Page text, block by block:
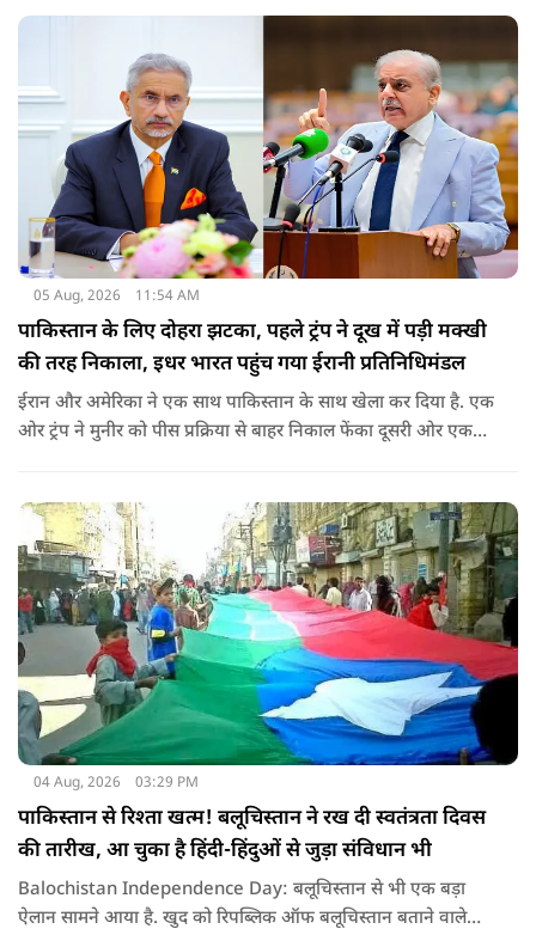
05 Aug, 2026 11:54 AM
पाकिस्तान के लिए दोहरा झटका, पहले ट्रंप ने दूख में पड़ी मक्खी
की तरह निकाला, इधर भारत पहुंच गया ईरानी प्रतिनिधिमंडल
ईरान और अमेरिका ने एक साथ पाकिस्तान के साथ खेला कर दिया है. एक
ओर ट्रंप ने मुनीर को पीस प्रक्रिया से बाहर निकाल फेंका दूसरी ओर एक
04 Aug, 2026 03:29 PM
पाकिस्तान से रिश्ता खत्म! बलूचिस्तान ने रख दी स्वतंत्रता दिवस
की तारीख, आ चुका है हिंदी-हिंदुओं से जुड़ा संविधान भी
Balochistan Independence Day: बलूचिस्तान से भी एक बड़ा
ऐलान सामने आया है. खुद को रिपब्लिक ऑफ बलूचिस्तान बताने वाले